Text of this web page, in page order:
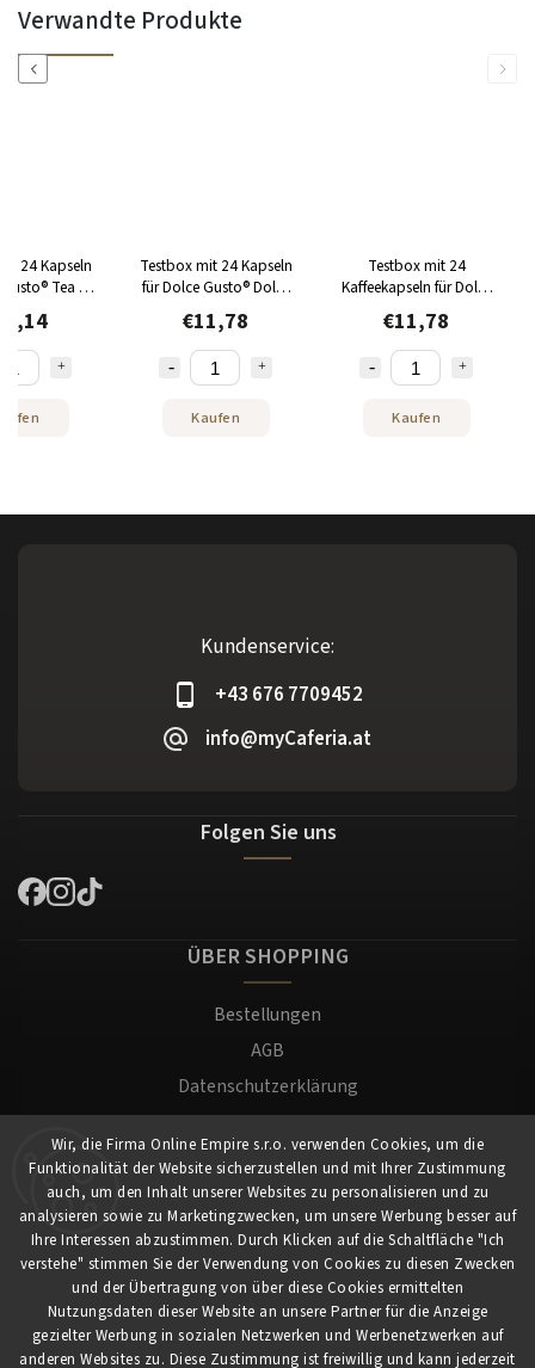
Wir, die Firma Online Empire s.r.o. verwenden Cookies, um die
Funktionalität der Website sicherzustellen und mit Ihrer Zustimmung
auch, um den Inhalt unserer Websites zu personalisieren und zu
analysieren sowie zu Marketingzwecken, um unsere Werbung besser auf
Ihre Interessen abzustimmen. Durch Klicken auf die Schaltfläche "Ich
verstehe" stimmen Sie der Verwendung von Cookies zu diesen Zwecken
und der Übertragung von über diese Cookies ermittelten
Nutzungsdaten dieser Website an unsere Partner für die Anzeige
gezielter Werbung in sozialen Netzwerken und Werbenetzwerken auf
anderen Websites zu. Diese Zustimmung ist freiwillig und kann jederzeit
Verwandte Produkte
Previous
24 Kapseln
Tea &
NEJKAFE
Testbox mit 24 Kapseln
für Dolce Gusto® Dolce
Vita von NEJKAFE
€11,78
Kaufen
Testbox mit 24
Kaffeekapseln für Dolce
Gusto® von NEJKAFE
€11,78
Kaufen
Next
Kundenservice:
+43 676 7709452
info@myCaferia.at
Folgen Sie uns
ÜBER SHOPPING
Bestellungen
AGB
Datenschutzerklärung
Versand und Zahlung
Warenrücksendung
Impressum
Für Kunden
Mein Konto
Registrierung